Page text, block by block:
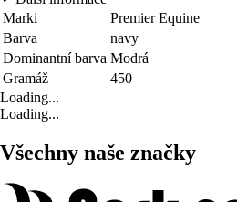
Marki
Premier Equine
Barva
navy
Dominantní barva Modrá
Gramáž
450
Loading...
Loading...
Všechny naše značky